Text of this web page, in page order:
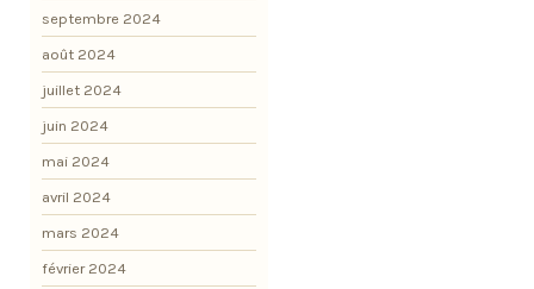
septembre 2024
août 2024
juillet 2024
juin 2024
mai 2024
avril 2024
mars 2024
février 2024